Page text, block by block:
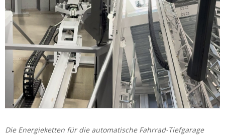
Die Energieketten für die automatische Fahrrad-Tiefgarage